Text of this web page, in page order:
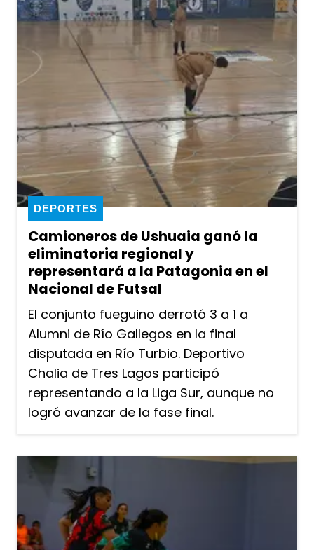
Camioneros de Ushuaia ganó la
eliminatoria regional y
representará a la Patagonia en el
Nacional de Futsal
DEPORTES
El conjunto fueguino derrotó 3 a 1 a
Alumni de Río Gallegos en la final
disputada en Río Turbio. Deportivo
Chalia de Tres Lagos participó
representando a la Liga Sur, aunque no
logró avanzar de la fase final.